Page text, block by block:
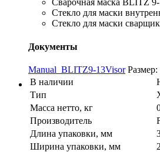
Сварочная маска BLITZ
Стекло для маски
Стекло для маски
Документы
Manual_BLITZ9-13Visor
В наличии
Тип
Масса нетто, кг
Производитель
Длина упаковки, мм
Ширина упаковки, мм